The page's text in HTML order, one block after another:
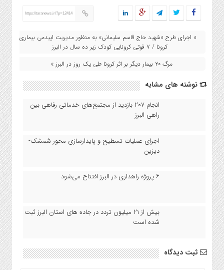
https://taranews.ir/?p=12414
« اجرای طرح «شهید حاج قاسم سلیمانی» به منظور مدیریت اپیدمی بیماری
کرونا / ۷ فوتی کرونایی کودک زیر ده سال در البرز
مرگ ۲۰ بیمار دیگر بر اثر کرونا طی یک روز در البرز »
نوشته های مشابه
انجام ۲۰۷ بازدید از مجتمع‌های خدماتی رفاهی بین‌
راهی البرز
اجرای عملیات تسطیح و پایدارسازی محور شمشک-
دیزین
۶ پروژه راهداری در البرز افتتاح می‌شود
بیش از ۲۱ میلیون تردد در جاده های استان البرز ثبت
شده است
ثبت دیدگاه